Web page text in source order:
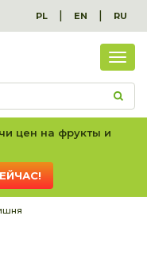
PL | EN | RU
вес
цен на фрукты и